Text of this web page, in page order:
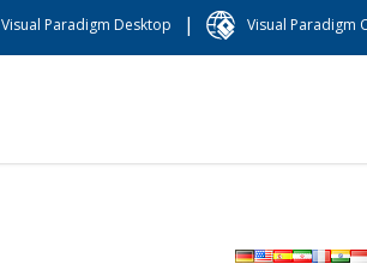
Visual Paradigm Desktop | Visual Paradigm